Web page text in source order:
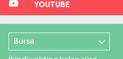
YOUTUBE
Bursa